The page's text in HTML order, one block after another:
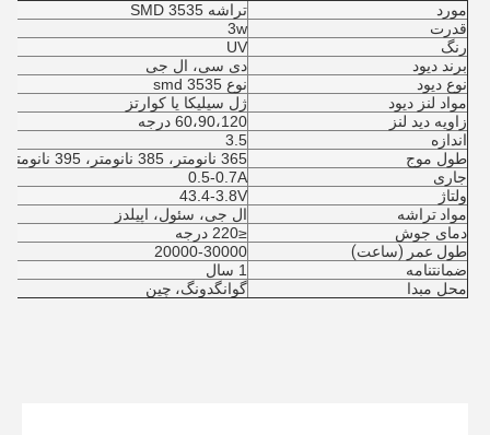
مورد
تراشه SMD 3535
قدرت
3w
رنگ
UV
برند دیود
دی سی، ال جی
نوع دیود
نوع smd 3535
مواد لنز دیود
ژل سیلیکا یا کوارتز
زاویه دید لنز
60،90،120 درجه
اندازه
3.5
طول موج
365 نانومتر، 385 نانومتر، 395 نانومتر، 405 نانومتر
جاری
0.5-0.7A
ولتاژ
43.4-3.8V
مواد تراشه
ال جی، سئول، اپیلدز
دمای جوش
≤220 درجه
طول عمر (ساعت)
20000-30000
ضمانتنامه
1 سال
محل مبدا
گوانگدونگ، چین